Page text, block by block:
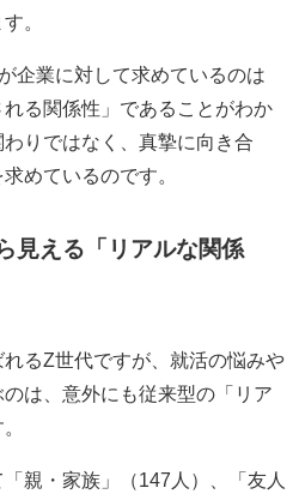
。
企業に対して求めているのは
れる関係性」であることがわか
りではなく、真摯に向き合
めているのです。
見える「リアルな関係
るZ世代ですが、就活の悩みや
は、意外にも従来型の「リア
親・家族」（147人）、「友人